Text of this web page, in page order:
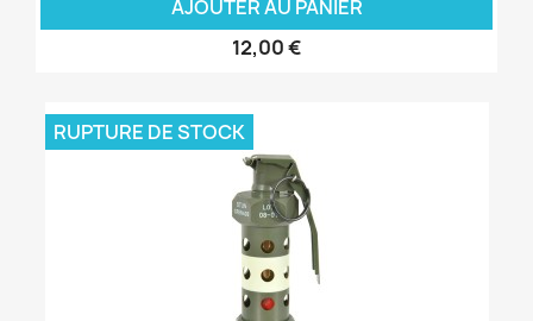
AJOUTER AU PANIER
12,00 €
RUPTURE DE STOCK